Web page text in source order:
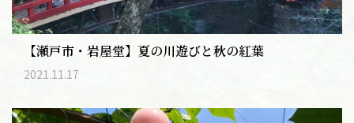
【瀬戸市・岩屋堂】夏の川遊びと秋の紅葉
2021.11.17